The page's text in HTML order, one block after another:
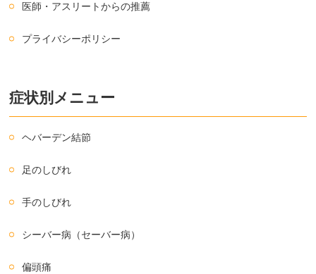
医師・アスリートからの推薦
プライバシーポリシー
症状別メニュー
ヘバーデン結節
足のしびれ
手のしびれ
シーバー病（セーバー病）
偏頭痛